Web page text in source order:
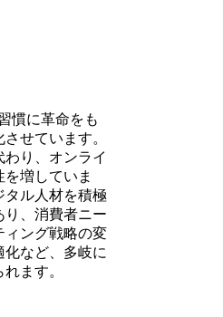
慣に革命をも
せています。
り、オンライ
増していま
タル人材を積極
り、消費者ニー
ィング戦略の変
化など、多岐に
ます。